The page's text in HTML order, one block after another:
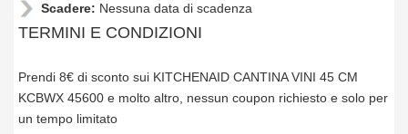
Scadere: Nessuna data di scadenza
TERMINI E CONDIZIONI
Prendi 8€ di sconto sui KITCHENAID CANTINA VINI 45 CM
KCBWX 45600 e molto altro, nessun coupon richiesto e solo per
un tempo limitato